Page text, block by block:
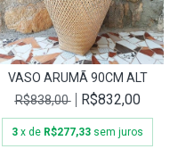
VASO ARUMÃ 90CM ALT
R$838,00
R$832,00
3 x de R$277,33 sem juros